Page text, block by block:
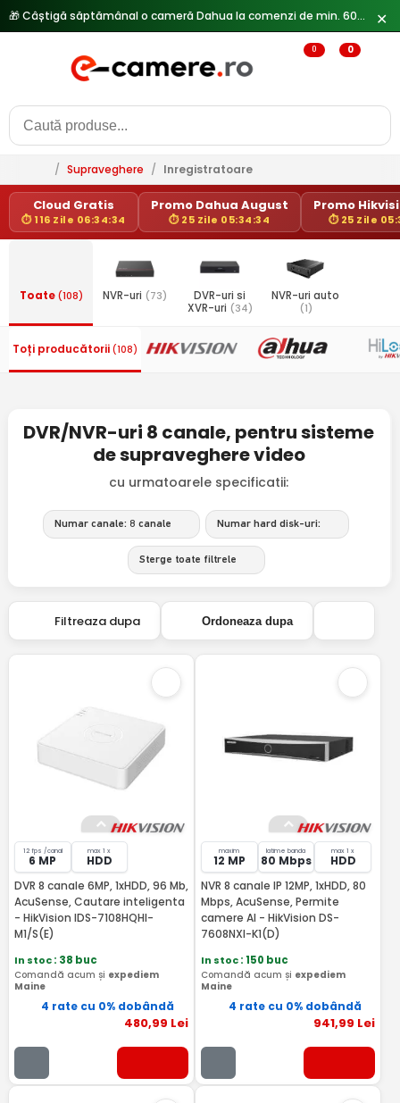
✕
0 0
/ Supraveghere / Inregistratoare
Cloud Gratis
⏱ 116 Zile 06:34:34
Promo Dahua August
⏱ 25 Zile 05:34:34
Promo
⏱ 25 Zile
Toate(108) NVR-uri (73)
DVR-uri si
XVR-uri (34)
NVR-uri auto
(1)
Toți producătorii (108)
DVR/NVR-uri 8 canale, pentru sisteme
de supraveghere video
cu urmatoarele specificatii:
Numar canale: 8 canale Numar hard disk-uri:
Sterge toate filtrele
Filtreaza dupa Ordoneaza dupa
12 fps /canal
6 MP
max 1 x
HDD
DVR 8 canale 6MP, 1xHDD, 96 Mb,
AcuSense, Cautare inteligenta
- HikVision IDS-7108HQHI-
M1/S(E)
In stoc: 38 buc
Comandă acum și expediem
Maine
4 rate cu 0% dobândă
480,99 Lei
maxim
12 MP
latime banda
80 Mbps
max 1 x
HDD
NVR 8 canale IP 12MP, 1xHDD, 80
Mbps, AcuSense, Permite
camere AI - HikVision DS-
7608NXI-K1(D)
In stoc: 150 buc
Comandă acum și expediem
Maine
4 rate cu 0% dobândă
941,99 Lei